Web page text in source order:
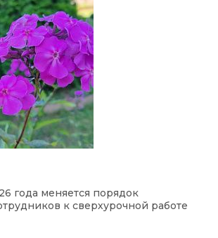
года меняется порядок
к сверхурочной работе